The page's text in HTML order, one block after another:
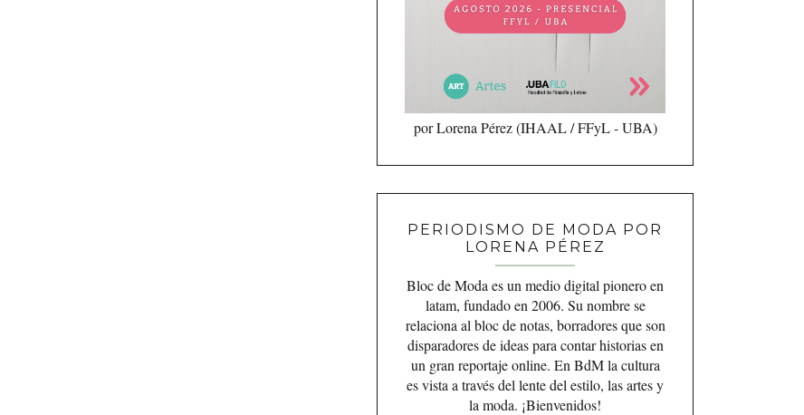
por Lorena Pérez (IHAAL / FFyL - UBA)
PERIODISMO DE MODA POR
LORENA PÉREZ
Bloc de Moda es un medio digital pionero en
latam, fundado en 2006. Su nombre se
relaciona al bloc de notas, borradores que son
disparadores de ideas para contar historias en
un gran reportaje online. En BdM la cultura
es vista a través del lente del estilo, las artes y
la moda. ¡Bienvenidos!